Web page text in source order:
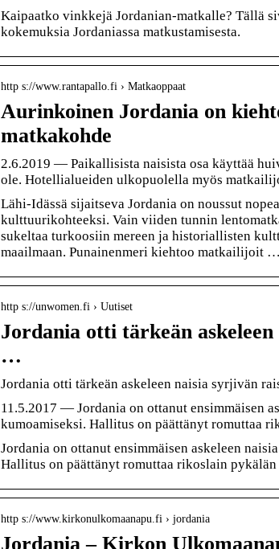
Kaipaatko vinkkejä Jordanian-matkalle? Tällä
kokemuksia Jordaniassa matkustamisesta.
http s://www.rantapallo.fi › Matkaoppaat
Aurinkoinen Jordania on
matkakohde
2.6.2019 — Paikallisista naisista osa käyttää
ole. Hotellialueiden ulkopuolella myös
Lähi-Idässä sijaitseva Jordania on noussut
kulttuurikohteeksi. Vain viiden tunnin
sukeltaa turkoosiin mereen ja historiallisten
maailmaan. Punainenmeri kiehtoo matkailijoit …
http s://unwomen.fi › Uutiset
Jordania otti tärkeän
…
Jordania otti tärkeän askeleen naisia syrjivän
11.5.2017 — Jordania on ottanut ensimmäisen
kumoamiseksi. Hallitus on päättänyt romuttaa
Jordania on ottanut ensimmäisen askeleen
Hallitus on päättänyt romuttaa rikoslain
http s://www.kirkonulkomaanapu.fi › jordania
Jordania – Kirkon